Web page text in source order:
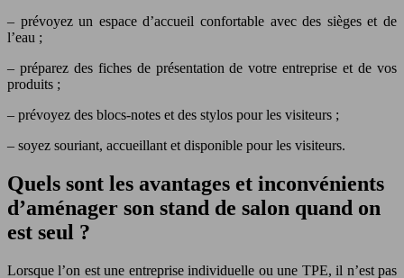
– prévoyez un espace d’accueil confortable avec des sièges et de
l’eau ;
– préparez des fiches de présentation de votre entreprise et de vos
produits ;
– prévoyez des blocs-notes et des stylos pour les visiteurs ;
– soyez souriant, accueillant et disponible pour les visiteurs.
Quels sont les avantages et inconvénients
d’aménager son stand de salon quand on
est seul ?
Lorsque l’on est une entreprise individuelle ou une TPE, il n’est pas